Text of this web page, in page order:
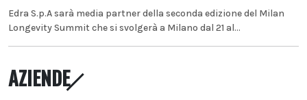
Edra S.p.A sarà media partner della seconda edizione del Milan
Longevity Summit che si svolgerà a Milano dal 21 al...
AZIENDE